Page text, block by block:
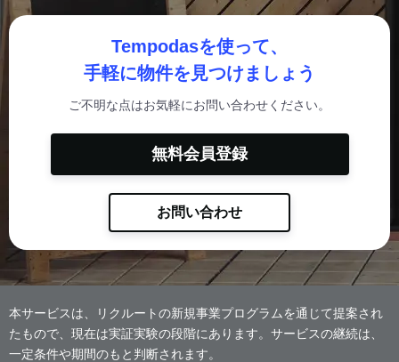
Tempodasを使って、
手軽に物件を見つけましょう
ご不明な点はお気軽にお問い合わせください。
無料会員登録
お問い合わせ
本サービスは、リクルートの新規事業プログラムを通じて提案され
たもので、現在は実証実験の段階にあります。サービスの継続は、
一定条件や期間のもと判断されます。